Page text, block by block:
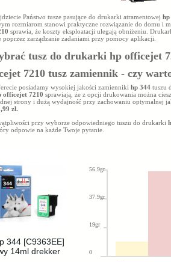
Państwo tusze pasujące do drukarki atramentowej hp
rozmiarom stanowi praktyczne rozwiązanie do domu i
sprawia, że koszty eksploatacji ulegają obniżeniu.
poprzez zarządzanie zadaniami przy pomocy aplikacji.
tusz do drukarki hp officejet
7210 tusz zamiennik - czy
posiadamy wysokiej jakości zamienniki hp 344 tuszu
officejet 7210 sprawiają, że z opcji drukowania można
strony i dużą wydajność przy zachowaniu optymalnej
zł.
przy wyborze odpowiedniego tuszu do drukarki
odpowie na każde Twoje pytanie.
344 [C9363EE]
14ml drekker
56.9gr
37.9gr
19gr
0